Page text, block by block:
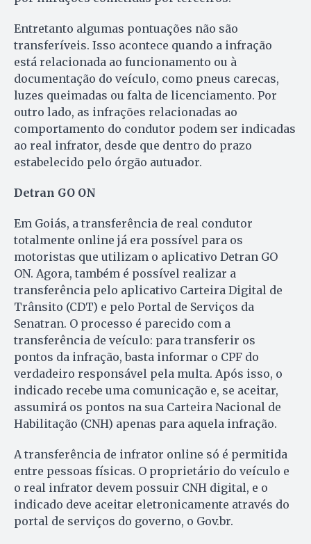
Entretanto algumas pontuações não são
transferíveis. Isso acontece quando a infração
está relacionada ao funcionamento ou à
documentação do veículo, como pneus carecas,
luzes queimadas ou falta de licenciamento. Por
outro lado, as infrações relacionadas ao
comportamento do condutor podem ser indicadas
ao real infrator, desde que dentro do prazo
estabelecido pelo órgão autuador.
Detran GO ON
Em Goiás, a transferência de real condutor
totalmente online já era possível para os
motoristas que utilizam o aplicativo Detran GO
ON. Agora, também é possível realizar a
transferência pelo aplicativo Carteira Digital de
Trânsito (CDT) e pelo Portal de Serviços da
Senatran. O processo é parecido com a
transferência de veículo: para transferir os
pontos da infração, basta informar o CPF do
verdadeiro responsável pela multa. Após isso, o
indicado recebe uma comunicação e, se aceitar,
assumirá os pontos na sua Carteira Nacional de
Habilitação (CNH) apenas para aquela infração.
A transferência de infrator online só é permitida
entre pessoas físicas. O proprietário do veículo e
o real infrator devem possuir CNH digital, e o
indicado deve aceitar eletronicamente através do
portal de serviços do governo, o Gov.br.